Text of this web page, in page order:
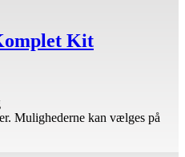
Kit
Mulighederne kan vælges på